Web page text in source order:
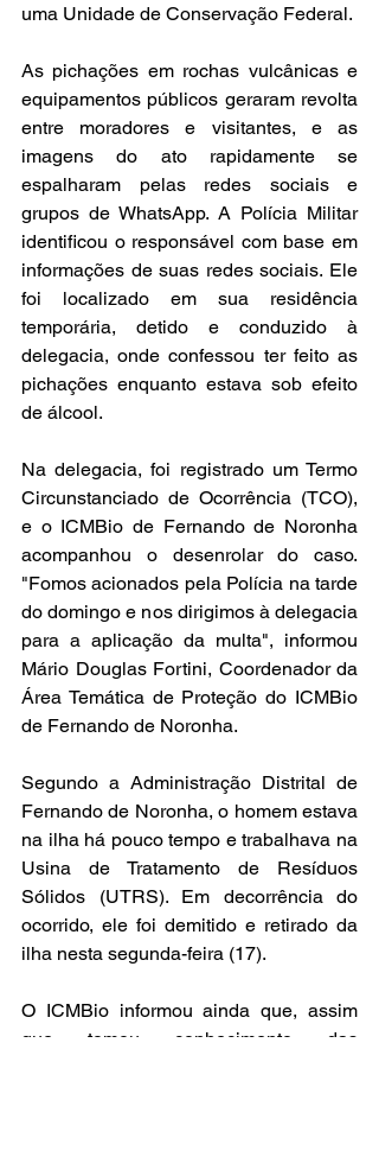
uma Unidade de Conservação Federal.
As pichações em rochas vulcânicas e
equipamentos públicos geraram revolta
entre moradores e visitantes, e as
imagens do ato rapidamente se
espalharam pelas redes sociais e
grupos de WhatsApp. A Polícia Militar
identificou o responsável com base em
informações de suas redes sociais. Ele
foi localizado em sua residência
temporária, detido e conduzido à
delegacia, onde confessou ter feito as
pichações enquanto estava sob efeito
de álcool.
Na delegacia, foi registrado um Termo
Circunstanciado de Ocorrência (TCO),
e o ICMBio de Fernando de Noronha
acompanhou o desenrolar do caso.
"Fomos acionados pela Polícia na tarde
do domingo e nos dirigimos à delegacia
para a aplicação da multa", informou
Mário Douglas Fortini, Coordenador da
Área Temática de Proteção do ICMBio
de Fernando de Noronha.
Segundo a Administração Distrital de
Fernando de Noronha, o homem estava
na ilha há pouco tempo e trabalhava na
Usina de Tratamento de Resíduos
Sólidos (UTRS). Em decorrência do
ocorrido, ele foi demitido e retirado da
ilha nesta segunda-feira (17).
O ICMBio informou ainda que, assim
que tomou conhecimento das